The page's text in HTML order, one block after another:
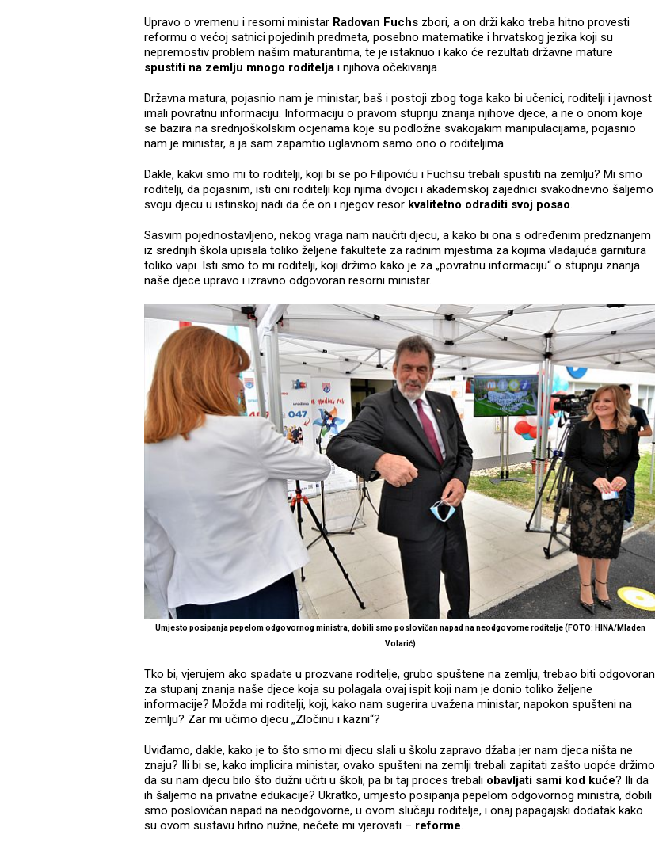
Upravo o vremenu i resorni ministar Radovan Fuchs zbori, a on drži kako treba hitno provesti
reformu o većoj satnici pojedinih predmeta, posebno matematike i hrvatskog jezika koji su
nepremostiv problem našim maturantima, te je istaknuo i kako će rezultati državne mature
spustiti na zemlju mnogo roditelja i njihova očekivanja.
Državna matura, pojasnio nam je ministar, baš i postoji zbog toga kako bi učenici, roditelji i javnost
imali povratnu informaciju. Informaciju o pravom stupnju znanja njihove djece, a ne o onom koje
se bazira na srednjoškolskim ocjenama koje su podložne svakojakim manipulacijama, pojasnio
nam je ministar, a ja sam zapamtio uglavnom samo ono o roditeljima.
Dakle, kakvi smo mi to roditelji, koji bi se po Filipoviću i Fuchsu trebali spustiti na zemlju? Mi smo
roditelji, da pojasnim, isti oni roditelji koji njima dvojici i akademskoj zajednici svakodnevno šaljemo
svoju djecu u istinskoj nadi da će on i njegov resor kvalitetno odraditi svoj posao.
Sasvim pojednostavljeno, nekog vraga nam naučiti djecu, a kako bi ona s određenim predznanjem
iz srednjih škola upisala toliko željene fakultete za radnim mjestima za kojima vladajuća garnitura
toliko vapi. Isti smo to mi roditelji, koji držimo kako je za „povratnu informaciju“ o stupnju znanja
naše djece upravo i izravno odgovoran resorni ministar.
Umjesto posipanja pepelom odgovornog ministra, dobili smo poslovičan napad na neodgovorne roditelje (FOTO: HINA/Mladen
Volarić)
Tko bi, vjerujem ako spadate u prozvane roditelje, grubo spuštene na zemlju, trebao biti odgovoran
za stupanj znanja naše djece koja su polagala ovaj ispit koji nam je donio toliko željene
informacije? Možda mi roditelji, koji, kako nam sugerira uvažena ministar, napokon spušteni na
zemlju? Zar mi učimo djecu „Zločinu i kazni“?
Uviđamo, dakle, kako je to što smo mi djecu slali u školu zapravo džaba jer nam djeca ništa ne
znaju? Ili bi se, kako implicira ministar, ovako spušteni na zemlji trebali zapitati zašto uopće držimo
da su nam djecu bilo što dužni učiti u školi, pa bi taj proces trebali obavljati sami kod kuće? Ili da
ih šaljemo na privatne edukacije? Ukratko, umjesto posipanja pepelom odgovornog ministra, dobili
smo poslovičan napad na neodgovorne, u ovom slučaju roditelje, i onaj papagajski dodatak kako
su ovom sustavu hitno nužne, nećete mi vjerovati – reforme.